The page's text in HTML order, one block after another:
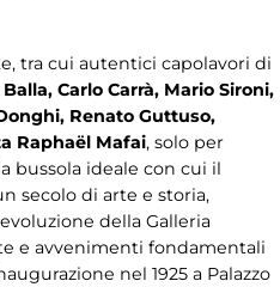
tra cui autentici capolavori di
Carlo Carrà, Mario Sironi,
Renato Guttuso,
Raphaël Mafai, solo per
bussola ideale con cui il
secolo di arte e storia,
della Galleria
e avvenimenti fondamentali
nel 1925 a Palazzo